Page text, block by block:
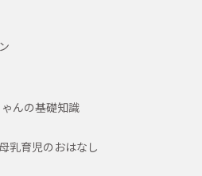
んの基礎知識
乳育児のおはなし